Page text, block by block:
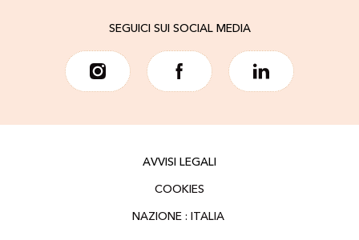
SEGUICI SUI SOCIAL MEDIA
AVVISI LEGALI
COOKIES